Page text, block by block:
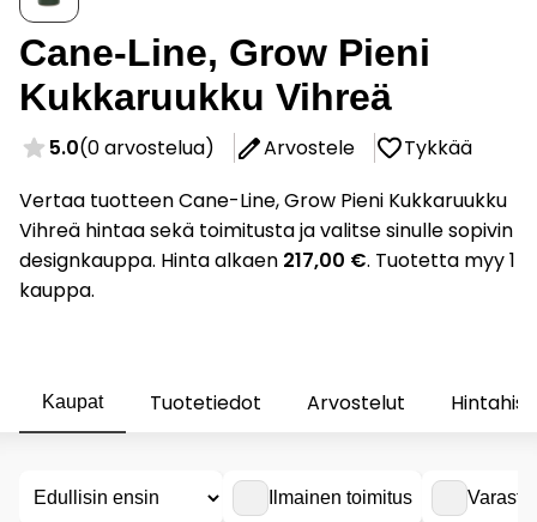
Cane-Line, Grow Pieni
Kukkaruukku Vihreä
5.0(0 arvostelua) Arvostele
Tykkää
Vertaa tuotteen Cane-Line, Grow Pieni Kukkaruukku
Vihreä hintaa sekä toimitusta ja valitse sinulle sopivin
designkauppa. Hinta alkaen 217,00 €. Tuotetta myy 1
kauppa.
Kaupat Tuotetiedot Arvostelut
Ilmainen toimitus